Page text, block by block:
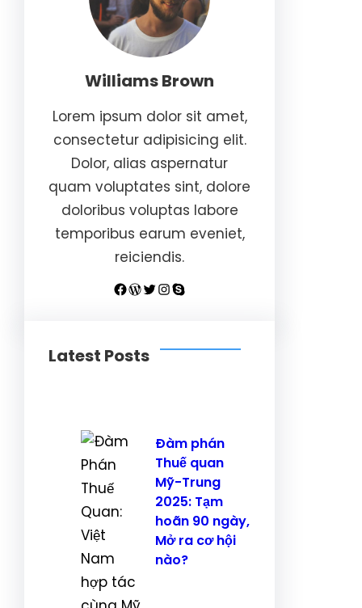
Williams Brown
Lorem ipsum dolor sit amet,
consectetur adipisicing elit.
Dolor, alias aspernatur
quam voluptates sint, dolore
doloribus voluptas labore
temporibus earum eveniet,
reiciendis.
Facebook WordPress Twitter InstagramSkype
Latest Posts
Đàm phán
Thuế quan
Mỹ-Trung
2025: Tạm
hoãn 90 ngày,
Mở ra cơ hội
nào?